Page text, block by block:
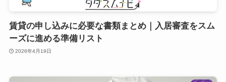
賃貸の申し込みに必要な書類まとめ｜入居審査をスム
ーズに進める準備リスト
2026年4月19日